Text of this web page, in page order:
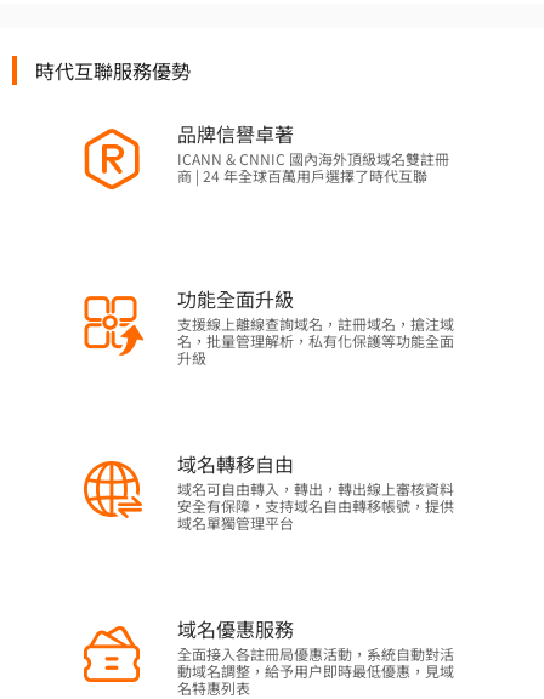
時代互聯服務優勢
品牌信譽卓著
ICANN & CNNIC 國內海外頂級域名雙註冊
商 | 24 年全球百萬用戶選擇了時代互聯
功能全面升級
支援線上離線查詢域名，註冊域名，搶注域
名，批量管理解析，私有化保護等功能全面
升級
域名轉移自由
域名可自由轉入，轉出，轉出線上審核資料
安全有保障，支持域名自由轉移帳號，提供
域名單獨管理平台
域名優惠服務
全面接入各註冊局優惠活動，系統自動對活
動域名調整，給予用户即時最低優惠，見域
名特惠列表